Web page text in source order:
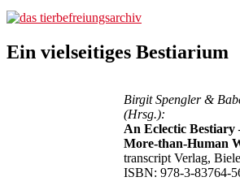
Ein vielseitiges Bestiarium
Birgit Spengler &
(Hrsg.):
An Eclectic Bestiary
More-than-Human
transcript Verlag,
ISBN: 978-3-83764-